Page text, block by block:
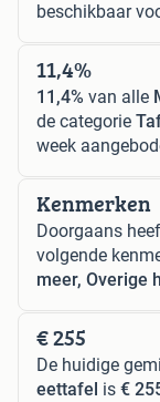
beschikbaar
11,4%
11,4% van alle
de categorie
week
Kenmerken
Doorgaans
volgende
meer, Overige
€ 255
De huidige
eettafel is €